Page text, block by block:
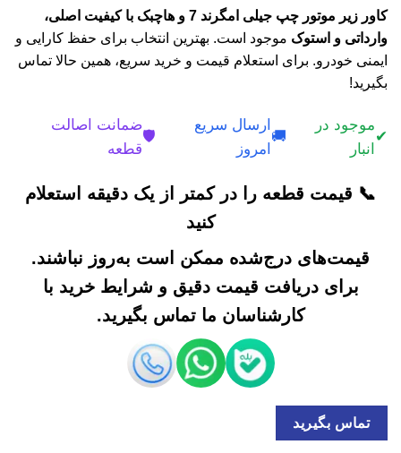
کاور زیر موتور چپ جیلی امگرند 7 و هاچبک با کیفیت اصلی،
وارداتی و استوک موجود است. بهترین انتخاب برای حفظ کارایی و
ایمنی خودرو. برای استعلام قیمت و خرید سریع، همین حالا تماس
بگیرید!
✔
موجود در
انبار
🚚
ارسال سریع
امروز
🛡️
ضمانت اصالت
قطعه
📞 قیمت قطعه را در کمتر از یک دقیقه استعلام
کنید
قیمت‌های درج‌شده ممکن است به‌روز نباشند.
برای دریافت قیمت دقیق و شرایط خرید با
کارشناسان ما تماس بگیرید.
تماس بگیرید